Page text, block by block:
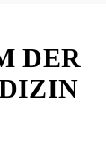
DER